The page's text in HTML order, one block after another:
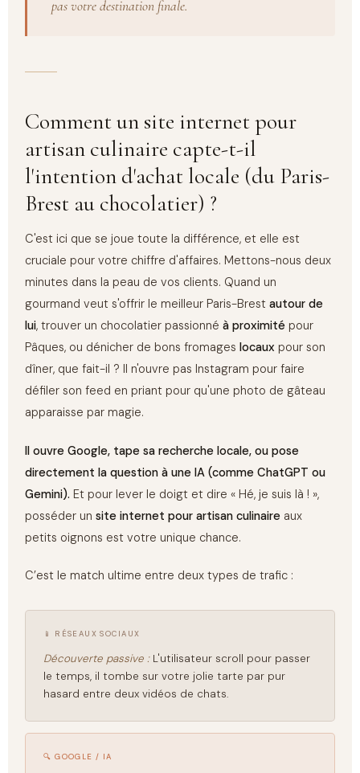
pas votre destination finale.
Comment un site internet pour
artisan culinaire capte-t-il
l'intention d'achat locale (du Paris-
Brest au chocolatier) ?
C'est ici que se joue toute la différence, et elle est
cruciale pour votre chiffre d'affaires. Mettons-nous deux
minutes dans la peau de vos clients. Quand un
gourmand veut s'offrir le meilleur Paris-Brestautour de
lui, trouver un chocolatier passionnéà proximité pour
Pâques, ou dénicher de bons fromageslocaux pour son
dîner, que fait-il ? Il n'ouvre pas Instagram pour faire
défiler son feed en priant pour qu'une photo de gâteau
apparaisse par magie.
Il ouvre Google, tape sa recherche locale, ou pose
directement la question à une IA (comme ChatGPT ou
Gemini). Et pour lever le doigt et dire « Hé, je suis là ! »,
posséder unsite internet pour artisan culinaire aux
petits oignons est votre unique chance.
C’est le match ultime entre deux types de trafic :
📱 RÉSEAUX SOCIAUX
Découverte passive :L'utilisateur scroll pour passer
le temps, il tombe sur votre jolie tarte par pur
hasard entre deux vidéos de chats.
🔍 GOOGLE / IA